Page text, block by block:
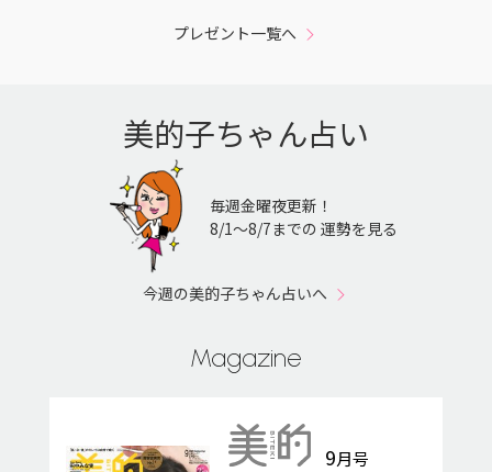
プレゼント一覧へ
美的子ちゃん占い
毎週金曜夜更新！
8/1〜8/7までの 運勢を見る
今週の美的子ちゃん占いへ
Magazine
9月号